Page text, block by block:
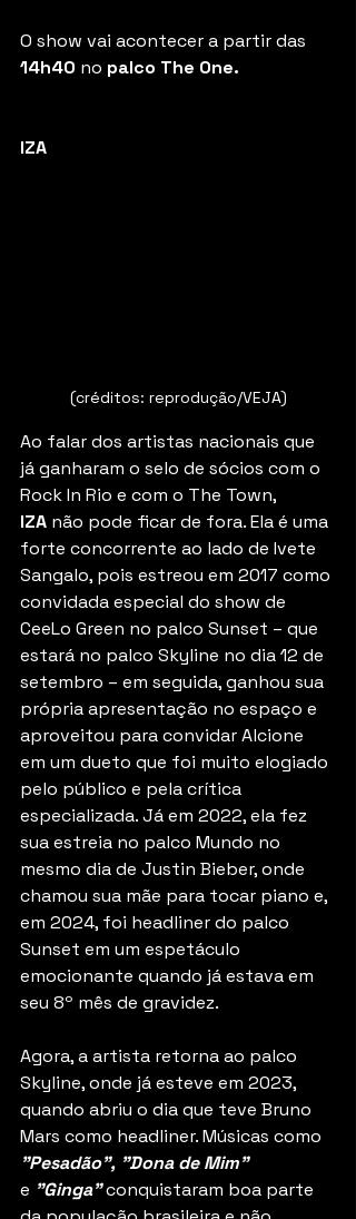
O show vai acontecer a partir das
14h40 no palco The One.
IZA
(créditos: reprodução/VEJA)
Ao falar dos artistas nacionais que
já ganharam o selo de sócios com o
Rock In Rio e com o The Town,
IZA não pode ficar de fora. Ela é uma
forte concorrente ao lado de Ivete
Sangalo, pois estreou em 2017 como
convidada especial do show de
CeeLo Green no palco Sunset – que
estará no palco Skyline no dia 12 de
setembro – em seguida, ganhou sua
própria apresentação no espaço e
aproveitou para convidar Alcione
em um dueto que foi muito elogiado
pelo público e pela crítica
especializada. Já em 2022, ela fez
sua estreia no palco Mundo no
mesmo dia de Justin Bieber, onde
chamou sua mãe para tocar piano e,
em 2024, foi headliner do palco
Sunset em um espetáculo
emocionante quando já estava em
seu 8º mês de gravidez.
Agora, a artista retorna ao palco
Skyline, onde já esteve em 2023,
quando abriu o dia que teve Bruno
Mars como headliner. Músicas como
"Pesadão", "Dona de Mim"
e "Ginga"conquistaram boa parte